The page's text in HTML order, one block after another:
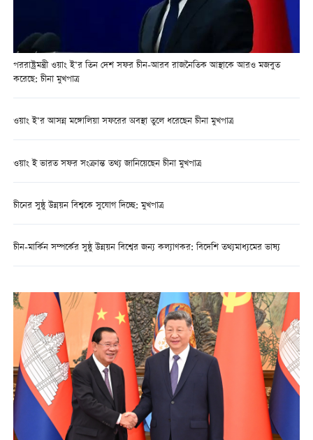
পররাষ্ট্রমন্ত্রী ওয়াং ই’র তিন দেশ সফর চীন-আরব রাজনৈতিক আস্থাকে আরও মজবুত
করেছে: চীনা মুখপাত্র
ওয়াং ই’র আসন্ন মঙ্গোলিয়া সফরের অবস্থা তুলে ধরেছেন চীনা মুখপাত্র
ওয়াং ই ভারত সফর সংক্রান্ত তথ্য জানিয়েছেন চীনা মুখপাত্র
চীনের সুষ্ঠু উন্নয়ন বিশ্বকে সুযোগ দিচ্ছে: মুখপাত্র
চীন-মার্কিন সম্পর্কের সুষ্ঠু উন্নয়ন বিশ্বের জন্য কল্যাণকর: বিদেশি তথ্যমাধ্যমের ভাষ্য